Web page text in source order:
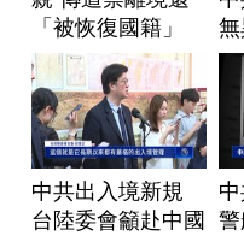
「被恢復國籍」
中共出入境新規
台陸委會籲赴中國